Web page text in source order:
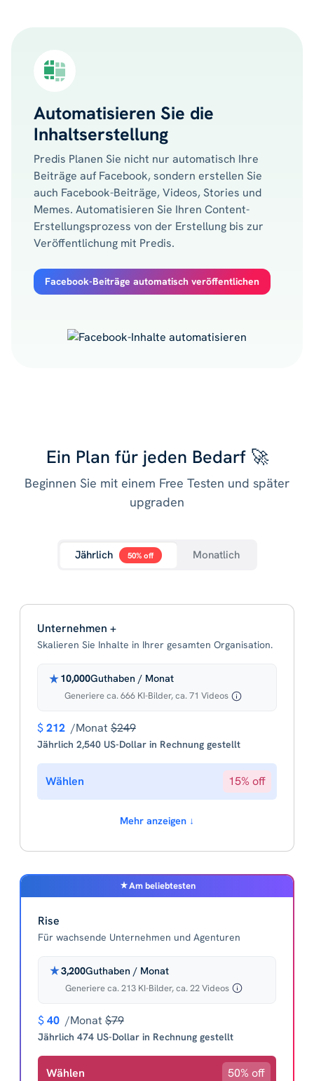
Automatisieren Sie die
Inhaltserstellung
Predis Planen Sie nicht nur automatisch Ihre
Beiträge auf Facebook, sondern erstellen Sie
auch Facebook-Beiträge, Videos, Stories und
Memes. Automatisieren Sie Ihren Content-
Erstellungsprozess von der Erstellung bis zur
Veröffentlichung mit Predis.
Facebook-Beiträge automatisch veröffentlichen
Ein Plan für jeden Bedarf 🚀
Beginnen Sie mit einem Free Testen und später
upgraden
Jährlich 50% off Monatlich
Unternehmen +
Skalieren Sie Inhalte in Ihrer gesamten Organisation.
10,000Guthaben / Monat
Generiere ca. 666 KI-Bilder, ca. 71 Videos
$212 /Monat $249
Jährlich 2,540 US-Dollar in Rechnung gestellt
Wählen 15% off
Mehr anzeigen ↓
Am beliebtesten
Rise
Für wachsende Unternehmen und Agenturen
3,200Guthaben / Monat
Generiere ca. 213 KI-Bilder, ca. 22 Videos
$40 /Monat $79
Jährlich 474 US-Dollar in Rechnung gestellt
Wählen 50% off